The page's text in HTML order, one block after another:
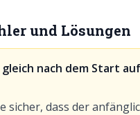
und Lösungen
nach dem Start auf
sicher, dass der